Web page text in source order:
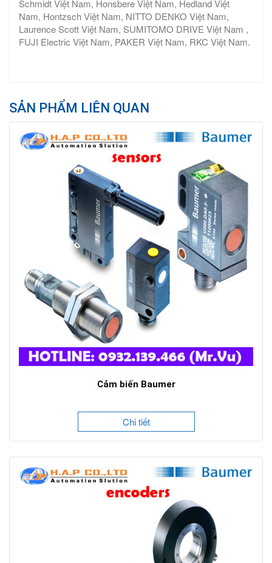
Schmidt Việt Nam, Honsbere Việt Nam, Hedland Việt
Nam, Hontzsch Việt Nam, NITTO DENKO Việt Nam,
Laurence Scott Việt Nam, SUMITOMO DRIVE Việt Nam ,
FUJI Electric Việt Nam, PAKER Việt Nam, RKC Việt Nam.
SẢN PHẨM LIÊN QUAN
Cảm biến Baumer
Chi tiết